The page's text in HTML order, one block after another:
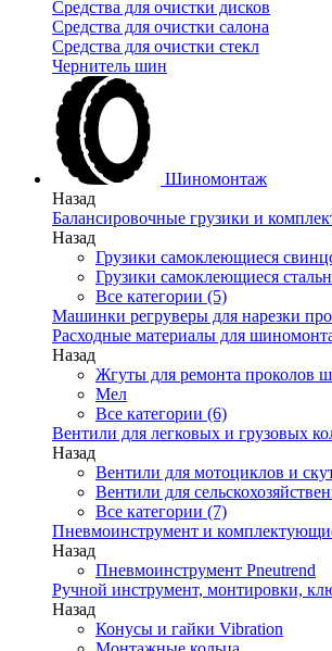
Средства для очистки дисков
Средства для очистки салона
Средства для очистки стекл
Чернитель шин
Шиномонтаж
Назад
Балансировочные грузики и
Назад
Грузики самоклеющиеся
Грузики самоклеющиеся
Все категории (5)
Машинки регруверы для нарезки
Расходные материалы для
Назад
Жгуты для ремонта проколов
Мел
Все категории (6)
Вентили для легковых и грузовых
Назад
Вентили для мотоциклов и
Вентили для
Все категории (7)
Пневмоинструмент и
Назад
Пневмоинструмент Pneutrend
Ручной инструмент, монтировки,
Назад
Конусы и гайки Vibration